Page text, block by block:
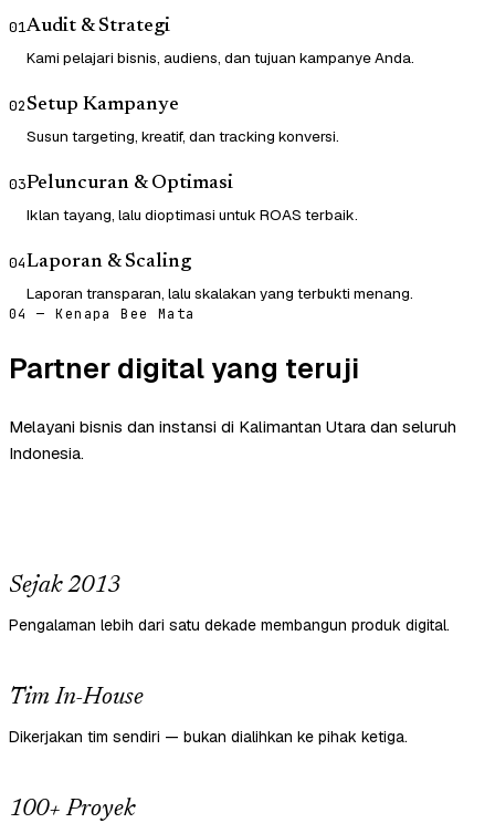
01Audit & Strategi
Kami pelajari bisnis, audiens, dan tujuan kampanye Anda.
02Setup Kampanye
Susun targeting, kreatif, dan tracking konversi.
03Peluncuran & Optimasi
Iklan tayang, lalu dioptimasi untuk ROAS terbaik.
04Laporan & Scaling
Laporan transparan, lalu skalakan yang terbukti menang.
04 — Kenapa Bee Mata
Partner digital yang teruji
Melayani bisnis dan instansi di Kalimantan Utara dan seluruh
Indonesia.
Sejak 2013
Pengalaman lebih dari satu dekade membangun produk digital.
Tim In-House
Dikerjakan tim sendiri — bukan dialihkan ke pihak ketiga.
100+ Proyek